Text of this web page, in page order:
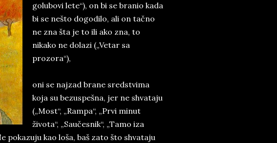
golubovi lete“), on bi se branio kada
bi se nešto dogodilo, ali on tačno
ne zna šta je to ili ako zna, to
nikako ne dolazi („Vetar sa
prozora“),
oni se najzad brane sredstvima
koja su bezuspešna, jer ne shvataju
(„Most“, „Rampa“, „Prvi minut
života“, „Saučesnik“, „Tamo iza
pokazuju kao loša, baš zato što shvataju